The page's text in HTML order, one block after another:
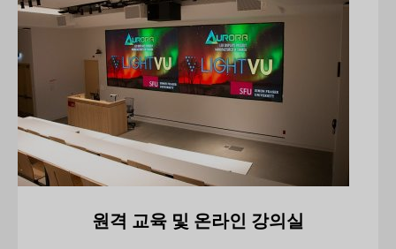
원격 교육 및 온라인 강의실